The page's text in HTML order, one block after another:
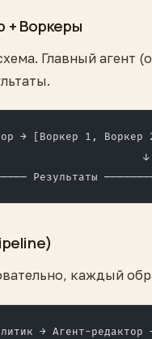
+ Воркеры
Главный агент
→ [Воркер 1, Воркер
↓
Результаты
каждый
→ Агент-редактор